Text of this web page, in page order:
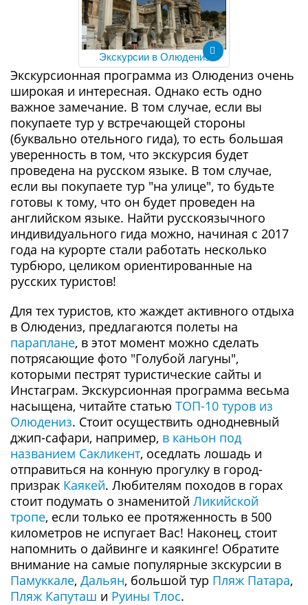
Экскурсии в Олюдениз
Экскурсионная программа из Олюдениз очень
широкая и интересная. Однако есть одно
важное замечание. В том случае, если вы
покупаете тур у встречающей стороны
(буквально отельного гида), то есть большая
уверенность в том, что экскурсия будет
проведена на русском языке. В том случае,
если вы покупаете тур "на улице", то будьте
готовы к тому, что он будет проведен на
английском языке. Найти русскоязычного
индивидуального гида можно, начиная с 2017
года на курорте стали работать несколько
турбюро, целиком ориентированные на
русских туристов!
Для тех туристов, кто жаждет активного отдыха
в Олюдениз, предлагаются полеты на
параплане, в этот момент можно сделать
потрясающие фото "Голубой лагуны",
которыми пестрят туристические сайты и
Инстаграм. Экскурсионная программа весьма
насыщена, читайте статью ТОП-10 туров из
Олюдениз. Стоит осуществить однодневный
джип-сафари, например, в каньон под
названием Сакликент, оседлать лошадь и
отправиться на конную прогулку в город-
призрак Каякей. Любителям походов в горах
стоит подумать о знаменитой Ликийской
тропе, если только ее протяженность в 500
километров не испугает Вас! Наконец, стоит
напомнить о дайвинге и каякинге! Обратите
внимание на самые популярные зкскурсии в
Памуккале, Дальян, большой тур Пляж Патара,
Пляж Капуташ и Руины Тлос.